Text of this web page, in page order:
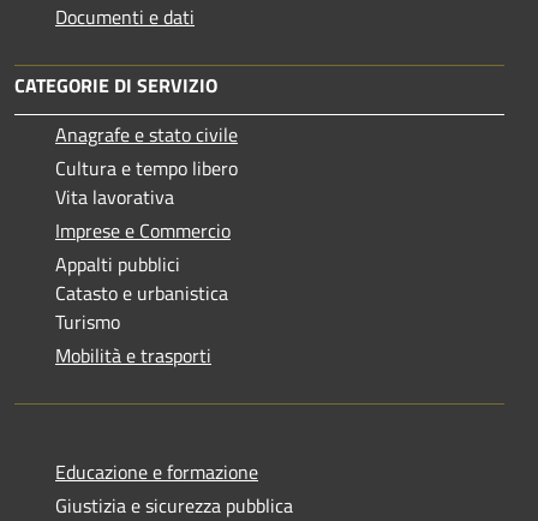
Documenti e dati
CATEGORIE DI SERVIZIO
Anagrafe e stato civile
Cultura e tempo libero
Vita lavorativa
Imprese e Commercio
Appalti pubblici
Catasto e urbanistica
Turismo
Mobilità e trasporti
Educazione e formazione
Giustizia e sicurezza pubblica